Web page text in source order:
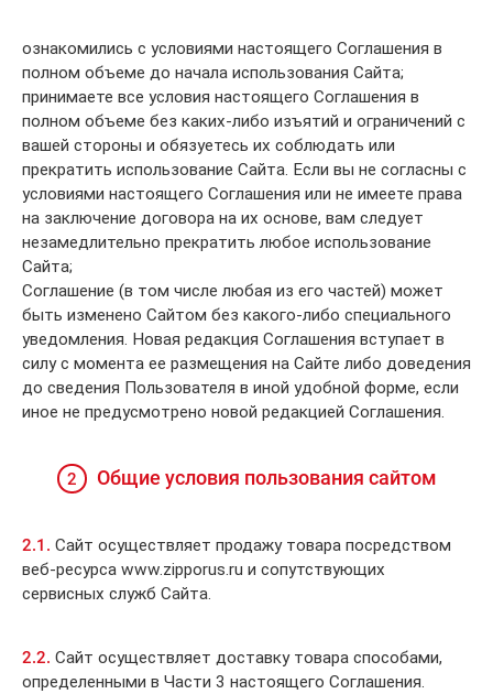
ознакомились с условиями настоящего Соглашения в
полном объеме до начала использования Сайта;
принимаете все условия настоящего Соглашения в
полном объеме без каких-либо изъятий и ограничений с
вашей стороны и обязуетесь их соблюдать или
прекратить использование Сайта. Если вы не согласны с
условиями настоящего Соглашения или не имеете права
на заключение договора на их основе, вам следует
незамедлительно прекратить любое использование
Сайта;
Соглашение (в том числе любая из его частей) может
быть изменено Сайтом без какого-либо специального
уведомления. Новая редакция Соглашения вступает в
силу с момента ее размещения на Сайте либо доведения
до сведения Пользователя в иной удобной форме, если
иное не предусмотрено новой редакцией Соглашения.
2 Общие условия пользования сайтом
2.1. Сайт осуществляет продажу товара посредством
веб-ресурса www.zipporus.ru и сопутствующих
сервисных служб Сайта.
2.2. Сайт осуществляет доставку товара способами,
определенными в Части 3 настоящего Соглашения.